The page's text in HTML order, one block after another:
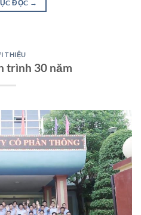
ĐỌC →
THIỆU
trình 30 năm